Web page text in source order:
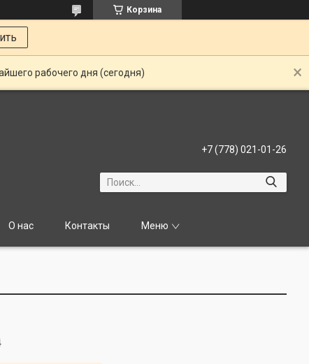
Корзина
рабочего дня (сегодня)
+7 (778) 021-01-26
О нас Контакты Меню